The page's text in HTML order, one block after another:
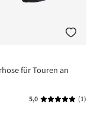
5 Sternen
für Touren an
5,0 (1)